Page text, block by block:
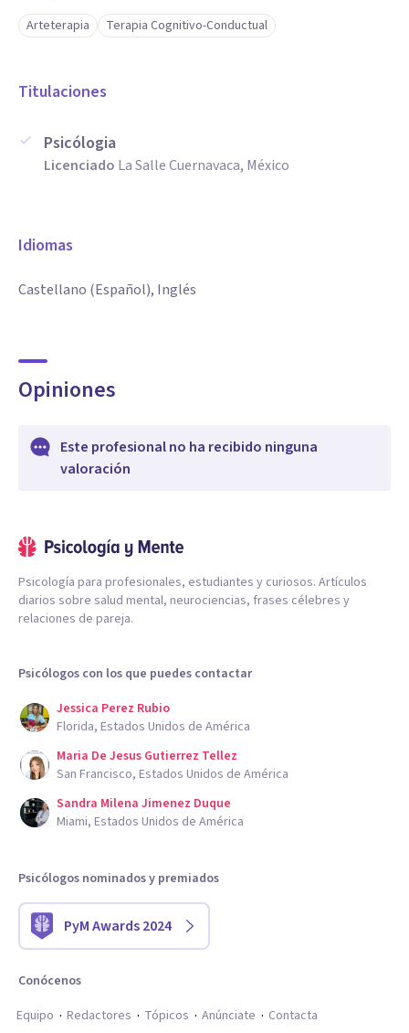
Arteterapia Terapia Cognitivo-Conductual
Titulaciones
Psicólogia
Licenciado La Salle Cuernavaca, México
Idiomas
Castellano (Español), Inglés
Opiniones
Este profesional no ha recibido ninguna
valoración
Psicología para profesionales, estudiantes y curiosos. Artículos
diarios sobre salud mental, neurociencias, frases célebres y
relaciones de pareja.
Psicólogos con los que puedes contactar
Jessica Perez Rubio
Florida, Estados Unidos de América
Maria De Jesus Gutierrez Tellez
San Francisco, Estados Unidos de América
Sandra Milena Jimenez Duque
Miami, Estados Unidos de América
Psicólogos nominados y premiados
PyM Awards 2024
Conócenos
Equipo
Redactores Tópicos Anúnciate Contacta